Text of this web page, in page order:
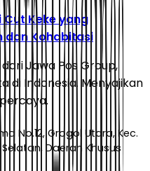
Cut Keke yang
dan Kohabitasi
Jawa Pos Group,
di Indonesia. Menyajikan
No.12, Grogol Utara, Kec.
Daerah Khusus